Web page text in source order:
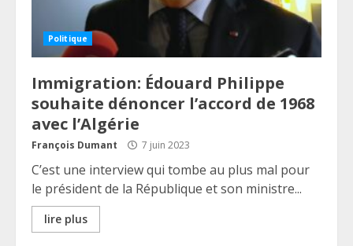
Politique
Immigration: Édouard Philippe
souhaite dénoncer l’accord de 1968
avec l’Algérie
François Dumant 7 juin 2023
C’est une interview qui tombe au plus mal pour
le président de la République et son ministre...
lire plus